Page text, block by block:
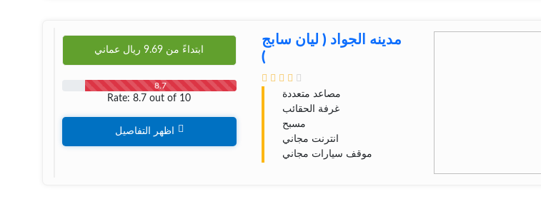
مدینه الجواد ( لیان سابج
)
مصاعد متعددة
غرفة الحقائب
مسبح
انترنت مجاني
موقف سيارات مجاني
ابتداءً من 9.69 ريال عماني
8.7
Rate: 8.7 out of 10
اظهر التفاصيل